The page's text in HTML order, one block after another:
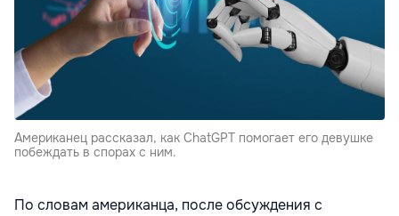
Американец рассказал, как ChatGPT помогает его девушке
побеждать в спорах с ним.
По словам американца, после обсуждения с